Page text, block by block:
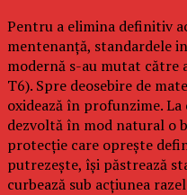
Pentru a elimina definitiv
mentenanță, standardele
modernă s-au mutat către
T6). Spre deosebire de
oxidează în profunzime.
dezvoltă în mod natural o
protecție care oprește
putrezește, își păstrează
curbează sub acțiunea